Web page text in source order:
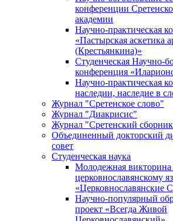
конференции
академии
Научно-практическая
«Пастырская аскетика
(Крестьянкина)»
Студенческая Научно-
конференция
Научно-практическая
наследии, наследие в
Журнал "Сретенское слово"
Журнал "Диакрисис"
Журнал "Сретенский
Объединенный докторский
совет
Студенческая наука
Молодежная викторина
церковнославянскому
«Церковнославянские
Научно-популярный
проект «Всегда Живой